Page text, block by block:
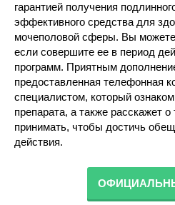
гарантией получения
эффективного средства для
мочеполовой сферы. Вы можете
если совершите ее в период
программ. Приятным
предоставленная телефонная
специалистом, который
препарата, а также расскажет о
принимать, чтобы достичь
действия.